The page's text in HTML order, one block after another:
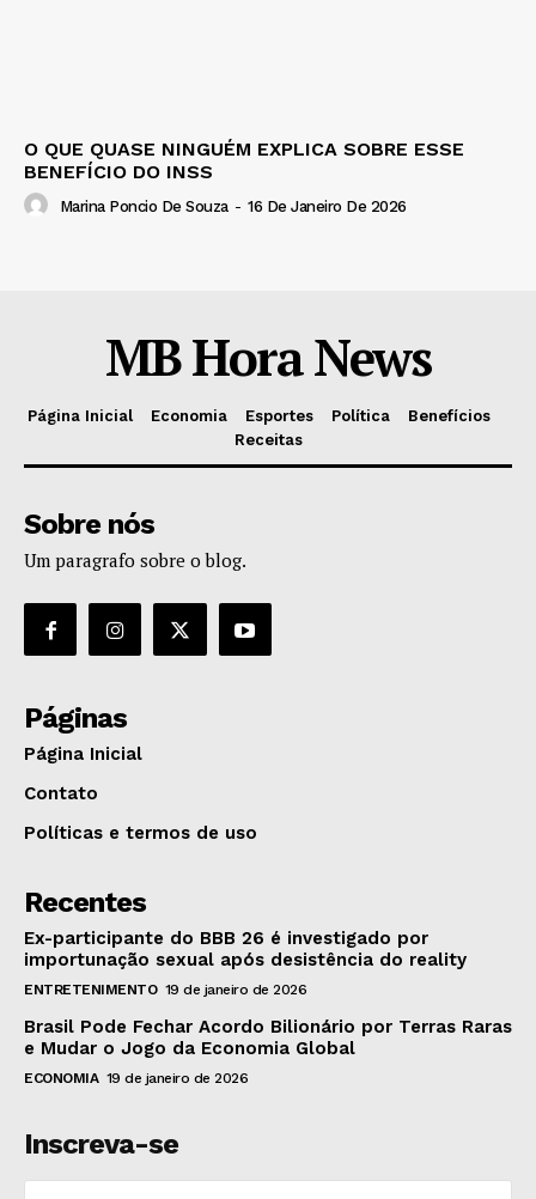
O QUE QUASE NINGUÉM EXPLICA SOBRE ESSE
BENEFÍCIO DO INSS
Marina Poncio De Souza - 16 De Janeiro De 2026
MB Hora News
Página Inicial Economia Esportes Política
Benefícios
Receitas
Sobre nós
Um paragrafo sobre o blog.
Páginas
Página Inicial
Contato
Políticas e termos de uso
Recentes
Ex-participante do BBB 26 é investigado por
importunação sexual após desistência do reality
ENTRETENIMENTO 19 de janeiro de 2026
Brasil Pode Fechar Acordo Bilionário por Terras Raras
e Mudar o Jogo da Economia Global
ECONOMIA 19 de janeiro de 2026
Inscreva-se